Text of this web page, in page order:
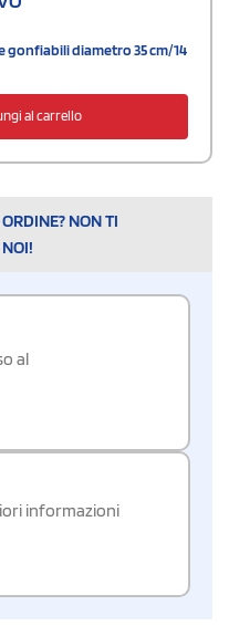
gonfiabili diametro 35 cm/14
al carrello
NON TI
al
informazioni